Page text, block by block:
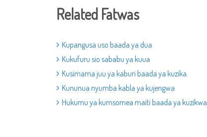
Related Fatwas
Kupangusa uso baada ya dua
Kukufuru sio sababu ya kuua
Kusimama juu ya kaburi baada ya kuzika.
Kununua nyumba kabla ya kujengwa
Hukumu ya kumsomea maiti baada ya kuzikwa